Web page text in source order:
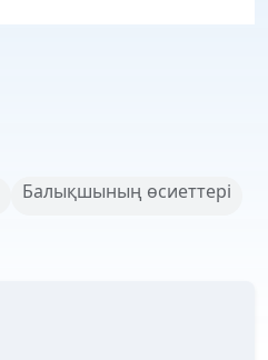
Балықшының өсиеттері